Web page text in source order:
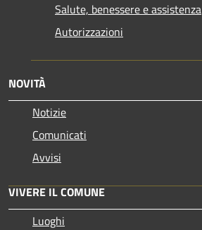
Salute, benessere e assistenza
Autorizzazioni
NOVITÀ
Notizie
Comunicati
Avvisi
VIVERE IL COMUNE
Luoghi